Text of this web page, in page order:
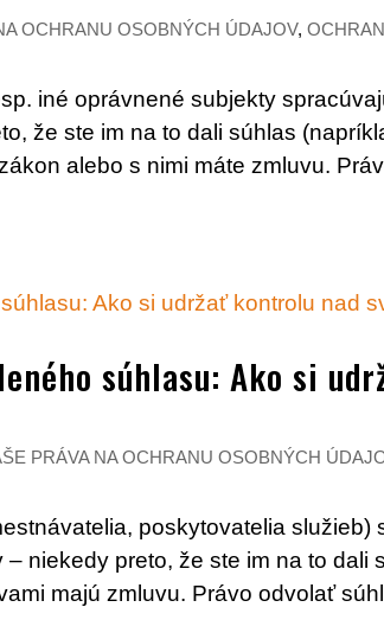
OCHRANU OSOBNÝCH ÚDAJOV,
iné oprávnené subjekty
že ste im na to dali súhlas
alebo s nimi máte zmluvu.
súhlasu: Ako si
PRÁVA NA OCHRANU OSOBNÝCH
poskytovatelia služieb)
niekedy preto, že ste im na to dali
majú zmluvu. Právo odvolať